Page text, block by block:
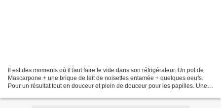
Il est des moments où il faut faire le vide dans son réfrigérateur. Un pot de
Mascarpone + une brique de lait de noisettes entamée + quelques oeufs.
Pour un résultat tout en douceur et plein de douceur pour les papilles. Une